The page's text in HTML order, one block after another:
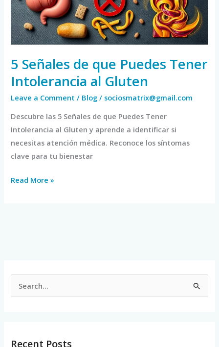
5 Señales de que Puedes Tener
Intolerancia al Gluten
Leave a Comment / Blog / sociosmatrix@gmail.com
Descubre las 5 Señales de que Puedes Tener
Intolerancia al Gluten y aprende a identificar si
necesitas atención médica. Reconoce los síntomas
clave para tu bienestar
Tener
Intolerancia
al
Gluten
Read More »
c
Recent Posts